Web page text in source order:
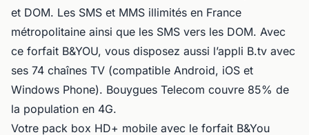
et DOM. Les SMS et MMS illimités en France
métropolitaine ainsi que les SMS vers les DOM. Avec
ce forfait B&YOU, vous disposez aussi l’appli B.tv avec
ses 74 chaînes TV (compatible Android, iOS et
Windows Phone). Bouygues Telecom couvre 85% de
la population en 4G.
Votre pack box HD+ mobile avec le forfait B&You